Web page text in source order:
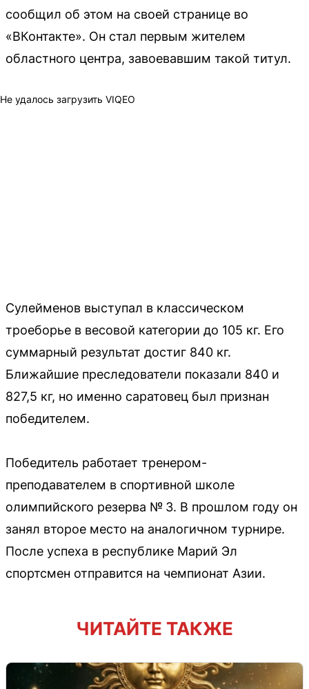
сообщил об этом на своей странице во
«ВКонтакте». Он стал первым жителем
областного центра, завоевавшим такой титул.
Не удалось загрузить VIQEO
Сулейменов выступал в классическом
троеборье в весовой категории до 105 кг. Его
суммарный результат достиг 840 кг.
Ближайшие преследователи показали 840 и
827,5 кг, но именно саратовец был признан
победителем.
Победитель работает тренером-
преподавателем в спортивной школе
олимпийского резерва № 3. В прошлом году он
занял второе место на аналогичном турнире.
После успеха в республике Марий Эл
спортсмен отправится на чемпионат Азии.
ЧИТАЙТЕ ТАКЖЕ